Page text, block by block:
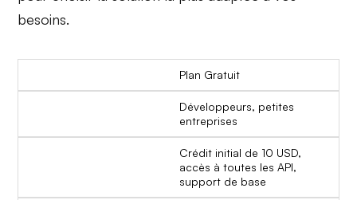
besoins.
Plan Gratuit
Développeurs, petites
entreprises
Crédit initial de 10 USD,
accès à toutes les API,
support de base